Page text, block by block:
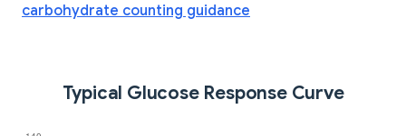
carbohydrate counting guidance
Typical Glucose Response Curve